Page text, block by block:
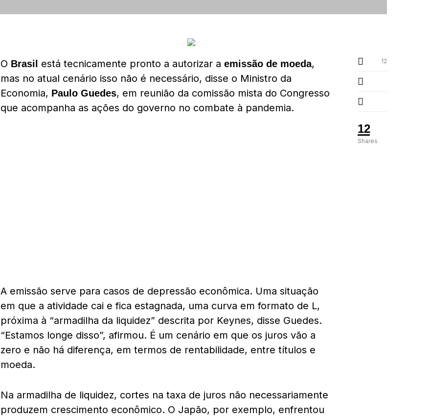
12
Shares
12
O Brasil está tecnicamente pronto a autorizar a emissão de moeda,
mas no atual cenário isso não é necessário, disse o Ministro da
Economia, Paulo Guedes, em reunião da comissão mista do Congresso
que acompanha as ações do governo no combate à pandemia.
A emissão serve para casos de depressão econômica. Uma situação
em que a atividade cai e fica estagnada, uma curva em formato de L,
próxima à “armadilha da liquidez” descrita por Keynes, disse Guedes.
“Estamos longe disso”, afirmou. É um cenário em que os juros vão a
zero e não há diferença, em termos de rentabilidade, entre títulos e
moeda.
Na armadilha de liquidez, cortes na taxa de juros não necessariamente
produzem crescimento econômico. O Japão, por exemplo, enfrentou